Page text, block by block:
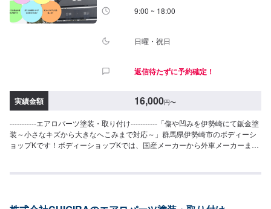
9:00 ~ 18:00
日曜・祝日
返信待たずに予約確定！
実績金額 16,000円〜
-----------エアロパーツ塗装・取り付け-----------「傷や凹みを伊勢崎にて鈑金塗
装～小さなキズから大きなへこみまで対応～」群馬県伊勢崎市のボディーシ
ョップKです！ボディーショップKでは、国産メーカーから外車メーカーまで
装の色あせや剥げなどお客様の大切な愛車をプロの技でお直しいたします。